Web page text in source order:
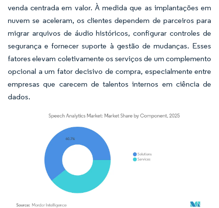
venda centrada em valor. À medida que as implantações em
nuvem se aceleram, os clientes dependem de parceiros para
migrar arquivos de áudio históricos, configurar controles de
segurança e fornecer suporte à gestão de mudanças. Esses
fatores elevam coletivamente os serviços de um complemento
opcional a um fator decisivo de compra, especialmente entre
empresas que carecem de talentos internos em ciência de
dados.